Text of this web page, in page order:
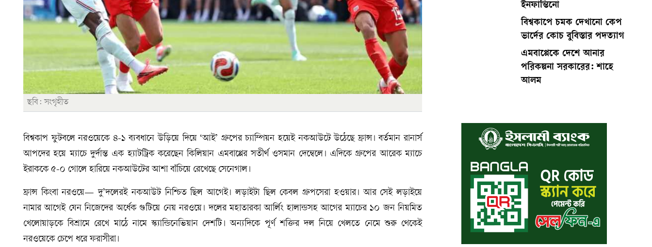
ছবি: সংগৃহীত
বিশ্বকাপ ফুটবলে নরওয়েকে ৪-১ ব্যবধানে উড়িয়ে দিয়ে ‘আই’ গ্রুপের চ্যাম্পিয়ন হয়েই নকআউটে উঠেছে ফ্রান্স। বর্তমান রানার্স
আপদের হয়ে ম্যাচে দুর্দান্ত এক হ্যাটট্রিক করেছেন কিলিয়ান এমবাপ্পের সতীর্থ ওসমান দেম্বেলে। এদিকে গ্রুপের আরেক ম্যাচে
ইরাককে ৫-০ গোলে হারিয়ে নকআউটের আশা বাঁচিয়ে রেখেছে সেনেগাল।
ফ্রান্স কিংবা নরওয়ে— দু’দলেরই নকআউট নিশ্চিত ছিল আগেই। লড়াইটা ছিল কেবল গ্রুপসেরা হওয়ার। আর সেই লড়াইয়ে
নামার আগেই যেন নিজেদের অর্ধেক গুটিয়ে নেয় নরওয়ে। দলের মহাতারকা আর্লিং হালান্ডসহ আগের ম্যাচের ১০ জন নিয়মিত
খেলোয়াড়কে বিশ্রামে রেখে মাঠে নামে স্ক্যান্ডিনেভিয়ান দেশটি। অন্যদিকে পূর্ণ শক্তির দল নিয়ে খেলতে নেমে শুরু থেকেই
নরওয়েকে চেপে ধরে ফরাসীরা।
ইনফান্তিনো
বিশ্বকাপে চমক দেখানো কেপ
ভার্দের কোচ বুবিস্তার পদত্যাগ
এমবাপ্পেকে দেশে আনার
পরিকল্পনা সরকারের: শাহে
আলম